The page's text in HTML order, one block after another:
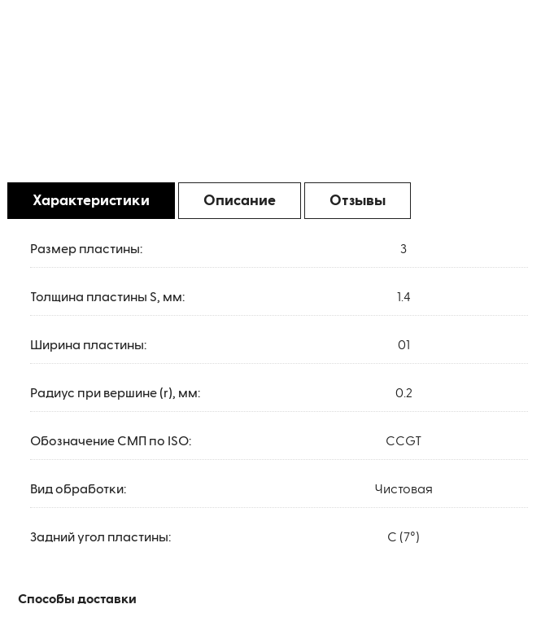
Характеристики Описание Отзывы
Размер пластины: 3
Толщина пластины S, мм: 1.4
Ширина пластины: 01
Радиус при вершине (r), мм: 0.2
Обозначение СМП по ISO: CCGT
Вид обработки: Чистовая
Задний угол пластины: C (7°)
Способы доставки